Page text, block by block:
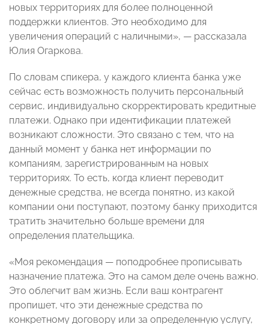
новых территориях для более полноценной
поддержки клиентов. Это необходимо для
увеличения операций с наличными», — рассказала
Юлия Огаркова.
По словам спикера, у каждого клиента банка уже
сейчас есть возможность получить персональный
сервис, индивидуально скорректировать кредитные
платежи. Однако при идентификации платежей
возникают сложности. Это связано с тем, что на
данный момент у банка нет информации по
компаниям, зарегистрированным на новых
территориях. То есть, когда клиент переводит
денежные средства, не всегда понятно, из какой
компании они поступают, поэтому банку приходится
тратить значительно больше времени для
определения плательщика.
«Моя рекомендация — поподробнее прописывать
назначение платежа. Это на самом деле очень важно.
Это облегчит вам жизнь. Если ваш контрагент
пропишет, что эти денежные средства по
конкретному договору или за определенную услугу,